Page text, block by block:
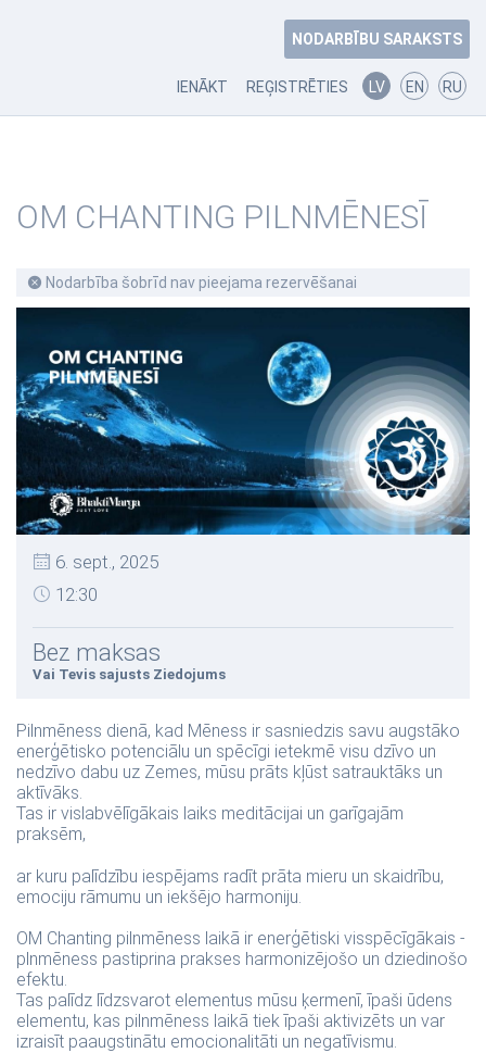
NODARBĪBU SARAKSTS
IENĀKT REĢISTRĒTIES LV EN RU
OM CHANTING PILNMĒNESĪ
Nodarbība šobrīd nav pieejama rezervēšanai
6. sept., 2025
12:30
Bez maksas
Vai Tevis sajusts Ziedojums
Pilnmēness dienā, kad Mēness ir sasniedzis savu augstāko
enerģētisko potenciālu un spēcīgi ietekmē visu dzīvo un
nedzīvo dabu uz Zemes, mūsu prāts kļūst satrauktāks un
aktīvāks.
Tas ir vislabvēlīgākais laiks meditācijai un garīgajām
praksēm,
ar kuru palīdzību iespējams radīt prāta mieru un skaidrību,
emociju rāmumu un iekšējo harmoniju.
OM Chanting pilnmēness laikā ir enerģētiski visspēcīgākais -
plnmēness pastiprina prakses harmonizējošo un dziedinošo
efektu.
Tas palīdz līdzsvarot elementus mūsu ķermenī, īpaši ūdens
elementu, kas pilnmēness laikā tiek īpaši aktivizēts un var
izraisīt paaugstinātu emocionalitāti un negatīvismu.